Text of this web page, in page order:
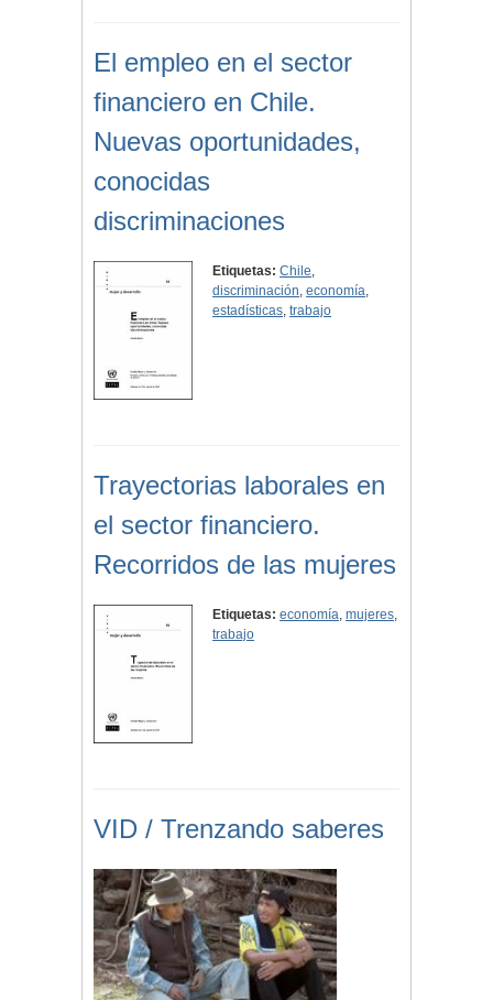
El empleo en el sector
financiero en Chile.
Nuevas oportunidades,
conocidas
discriminaciones
Etiquetas: Chile,
discriminación,economía,
estadísticas,trabajo
Trayectorias laborales en
el sector financiero.
Recorridos de las mujeres
Etiquetas: economía,mujeres,
trabajo
VID / Trenzando saberes